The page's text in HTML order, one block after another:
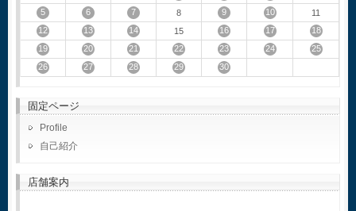
5
6 7 8 9 10
11
12
13 14 15 16 17
18
19
20 21 22 23 24
25
26
27 28 29 30
固定ページ
Profile
自己紹介
店舗案内